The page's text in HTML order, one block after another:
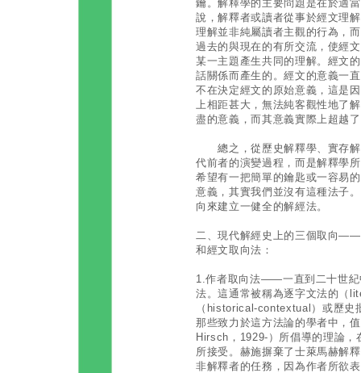
鑰。解釋學的主要問題是在於適
說，解釋者或讀者從事於經文理
理解並非純屬讀者主觀的行為，
過去的與現在的有所交流，使經
某一主題產生共同的理解。經文
話關係而產生的。經文的意義一
不在決定經文的原始意義，這是
上相距甚大，無法純客觀性地了
盡的意義，而其意義實際上超越
總之，從歷史解釋學、實存解
代前者的演變過程，而是解釋學
希望有一把簡單的鑰匙或一容易
意義，其實我們並沒有這種法子
向來建立一健全的解經法。
二、現代解經史上的三個取向
和經文取向法：
1.作者取向法——一直到二十世紀
法。這通常被稱為逐字文法的（
（historical-contextual）或歷
那些致力於這方法論的學者中，
Hirsch，1929-）所倡導的理論
所接受。赫施摒棄了士萊馬赫解
非解釋者的任務，因為作者所欲